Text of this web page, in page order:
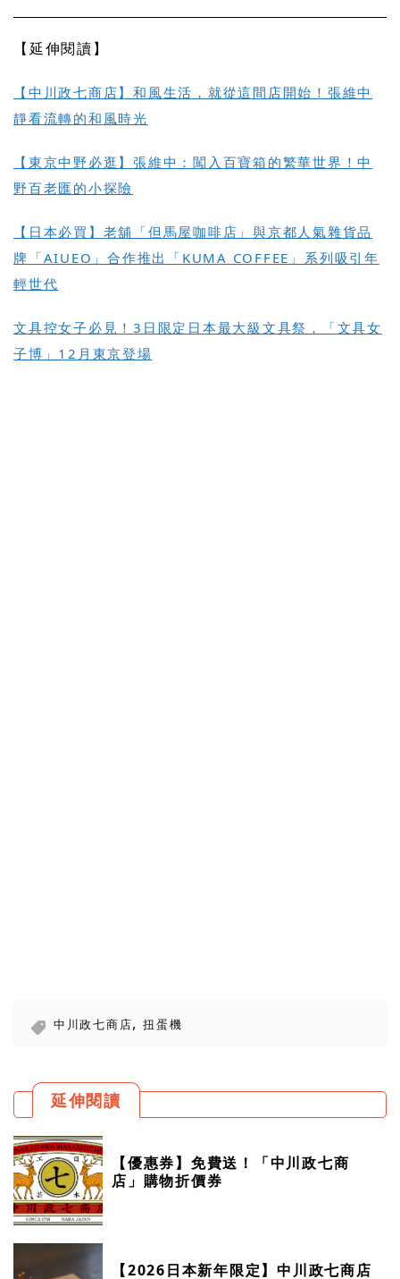
【延伸閱讀】
【中川政七商店】和風生活，就從這間店開始！張維中
靜看流轉的和風時光
【東京中野必逛】張維中：闖入百寶箱的繁華世界！中
野百老匯的小探險
【日本必買】老舖「但馬屋咖啡店」與京都人氣雜貨品
牌「AIUEO」合作推出「KUMA COFFEE」系列吸引年
輕世代
文具控女子必見！3日限定日本最大級文具祭，「文具女
子博」12月東京登場
中川政七商店, 扭蛋機
延伸閱讀
【優惠券】免費送！「中川政七商
店」購物折價券
【2026日本新年限定】中川政七商店